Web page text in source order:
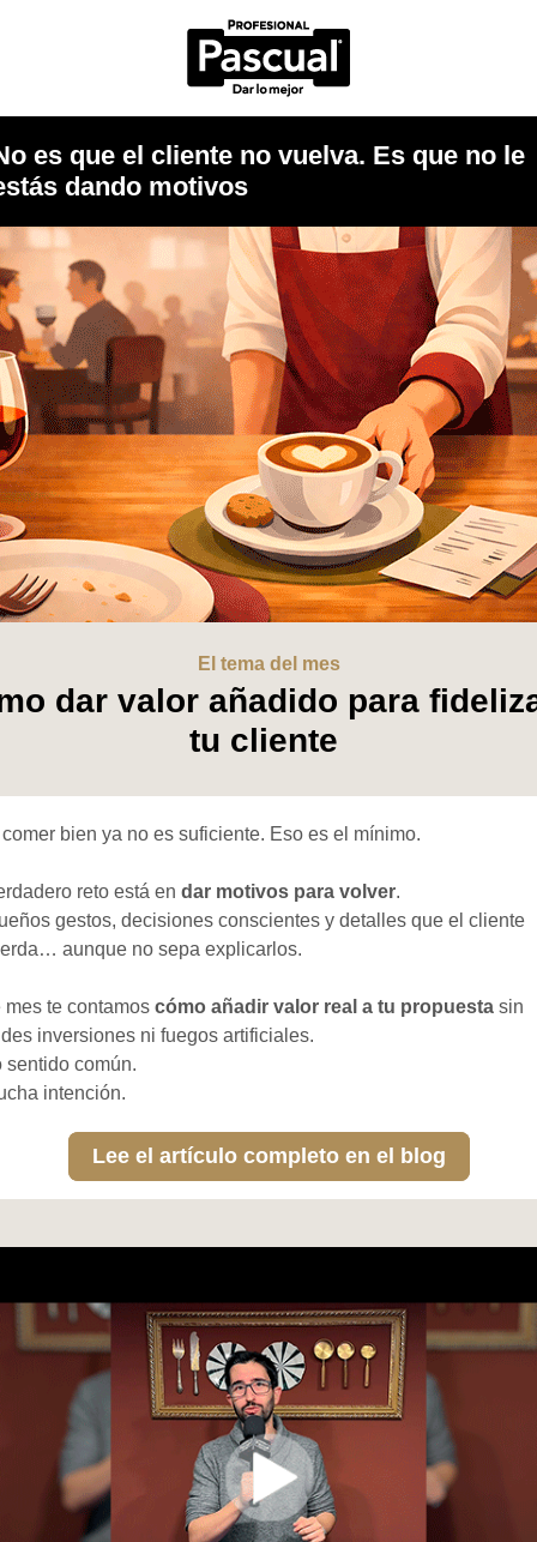
es que el cliente no vuelva. Es que no le
dando motivos
El tema del mes
dar valor añadido para
tu cliente
bien ya no es suficiente. Eso es el mínimo.
reto está en dar motivos para volver.
gestos, decisiones conscientes y detalles que el cliente
aunque no sepa explicarlos.
mes te contamos cómo añadir valor real a tu propuesta sin
inversiones ni fuegos artificiales.
sentido común.
intención.
Lee el artículo completo en el blog